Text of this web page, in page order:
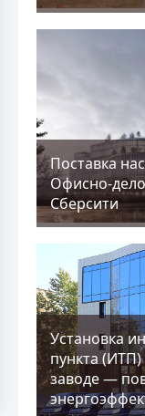
Поставка
Офисно-
Сберсити
Установка
пункта
заводе —